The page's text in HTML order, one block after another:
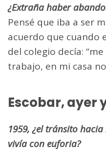
¿Extraña haber
Pensé que iba a ser
acuerdo que cuando
del colegio decía:
trabajo, en mi casa
Escobar, ayer
1959, ¿el tránsito
vivía con euforia?